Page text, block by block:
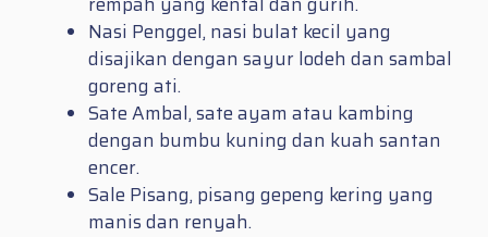
Nasi Penggel, nasi bulat kecil yang
disajikan dengan sayur lodeh dan sambal
goreng ati.
Sate Ambal, sate ayam atau kambing
dengan bumbu kuning dan kuah santan
encer.
Sale Pisang, pisang gepeng kering yang
manis dan renyah.